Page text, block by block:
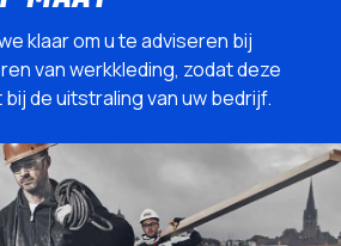
klaar om u te adviseren bij
van werkkleding, zodat deze
de uitstraling van uw bedrijf.